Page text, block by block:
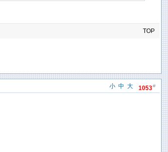
TOP
1053#
大
中
小